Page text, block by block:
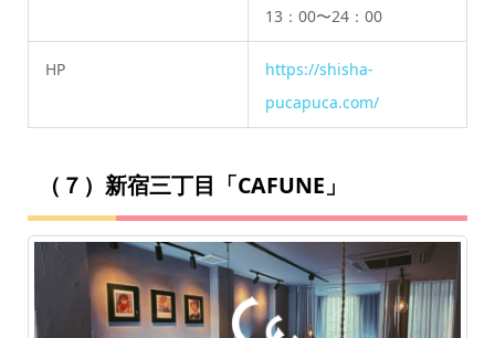
13：00〜24：00
HP
https://shisha-
pucapuca.com/
（７）新宿三丁目「CAFUNE」